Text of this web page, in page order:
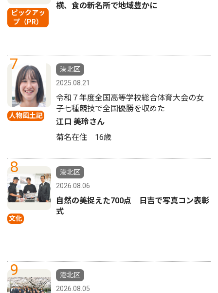
ピックアッ
プ（PR）
横、食の新名所で地域豊かに
7
人物風土記
港北区
2025.08.21
令和７年度全国高等学校総合体育大会の女
子七種競技で全国優勝を収めた
江口 美玲さん
菊名在住 16歳
8
文化
港北区
2026.08.06
自然の美捉えた700点 日吉で写真コン表彰
式
9
港北区
2026.08.05